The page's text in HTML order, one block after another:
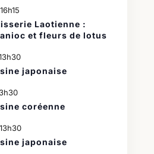
16h15
Laotienne :
et fleurs de lotus
japonaise
coréenne
13h30
japonaise